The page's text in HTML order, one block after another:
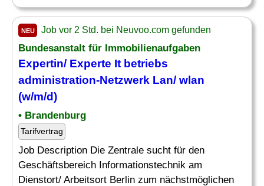
NEU Job vor 2 Std. bei Neuvoo.com gefunden
Bundesanstalt für Immobilienaufgaben
Expertin/ Experte It betriebs
administration-Netzwerk Lan/ wlan
(w/m/d)
• Brandenburg
Tarifvertrag
Job Description Die Zentrale sucht für den
Geschäftsbereich Informationstechnik am
Dienstort/ Arbeitsort Berlin zum nächstmöglichen